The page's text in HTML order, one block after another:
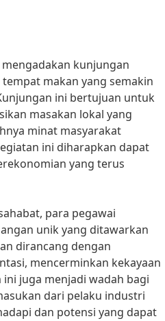
kunjungan
makan yang semakin
ini bertujuan untuk
masakan lokal yang
minat masyarakat
ini diharapkan dapat
yang terus
para pegawai
unik yang ditawarkan
dirancang dengan
mencerminkan kekayaan
juga menjadi wadah bagi
dari pelaku industri
dan potensi yang dapat